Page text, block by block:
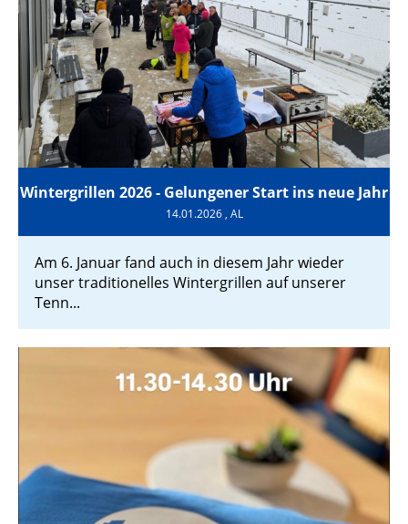
Wintergrillen 2026 - Gelungener Start ins neue Jahr
14.01.2026, AL
Am 6. Januar fand auch in diesem Jahr wieder
unser traditionelles Wintergrillen auf unserer
Tenn...